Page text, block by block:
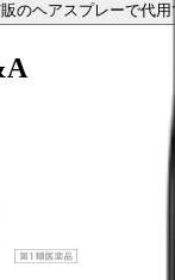
のヘアスプレーで代用